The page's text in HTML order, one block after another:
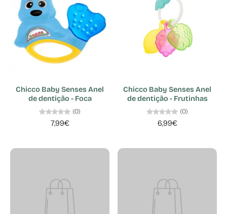
Chicco Baby Senses Anel
de dentição - Foca
(0)
7,99€
Chicco Baby Senses Anel
de dentição - Frutinhas
(0)
6,99€